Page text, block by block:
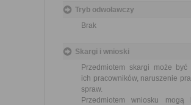
Tryb odwoławczy
Brak
Skargi i wnioski
Przedmiotem skargi może
ich pracowników, naruszenie
spraw.
Przedmiotem wniosku